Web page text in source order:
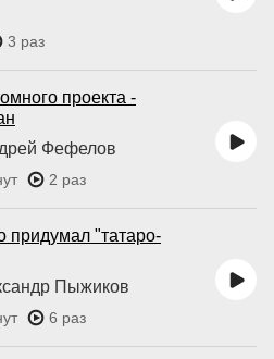
3 раз
проекта -
Фефелов
2 раз
придумал "татаро-
Пыжиков
6 раз